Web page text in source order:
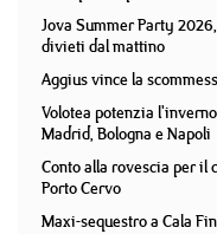
Jova Summer Party
divieti dal mattino
Aggius vince la
Volotea potenzia
Madrid, Bologna e Napoli
Conto alla rovescia per il
Porto Cervo
Maxi-sequestro a Cala